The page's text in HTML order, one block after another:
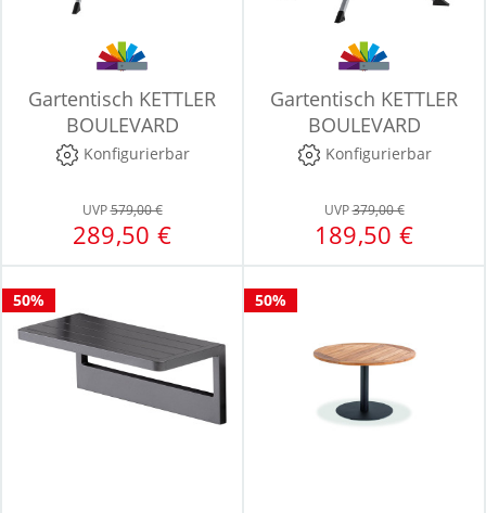
Gartentisch KETTLER
BOULEVARD
Konfigurierbar
UVP579,00 €
289,50 €
Gartentisch KETTLER
BOULEVARD
Konfigurierbar
UVP379,00 €
189,50 €
50% 50%